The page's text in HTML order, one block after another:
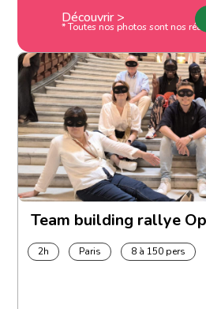
Découvrir >
* Toutes nos photos sont nos
Team building rallye
2h Paris 8 à 150 pers